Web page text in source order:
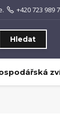
Hledat
+420 723 989